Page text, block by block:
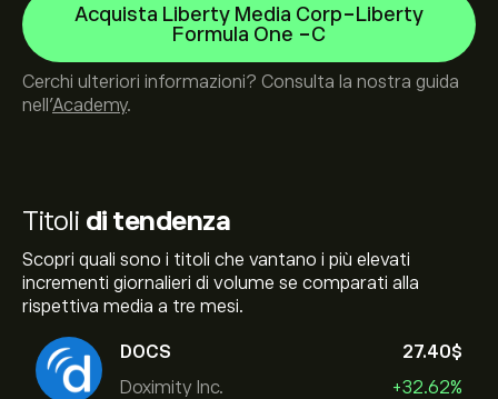
Titoli di tendenza
Scopri quali sono i titoli che vantano i più elevati
incrementi giornalieri di volume se comparati alla
rispettiva media a tre mesi.
DOCS
Doximity Inc.
27.40‎$‎
+32.62%
Acquista Liberty Media Corp-Liberty
Formula One -C
Cerchi ulteriori informazioni? Consulta la nostra guida
nell’Academy.